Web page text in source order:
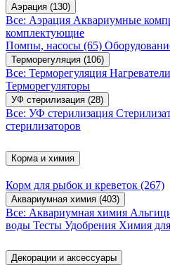
Аэрация (130)
Все: Аэрация Аквариумные
комплектующие
Помпы, насосы (65)
Терморегуляция (106)
Все: Терморегуляция Нагреватели
Терморегуляторы
УФ стерилизация (28)
Все: УФ стерилизация
стерилизаторов
Корма и химия
Корм для рыбок и креветок (267)
Аквариумная химия (403)
Все: Аквариумная химия
воды Тесты Удобрения Химия
Декорации и аксессуары